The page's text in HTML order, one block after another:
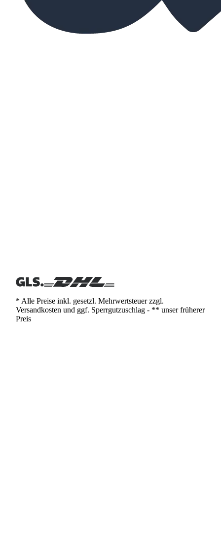
* Alle Preise inkl. gesetzl. Mehrwertsteuer zzgl.
Versandkosten und ggf. Sperrgutzuschlag - ** unser früherer
Preis